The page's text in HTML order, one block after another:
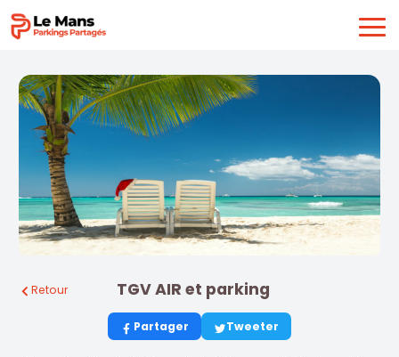
Retour TGV AIR et parking
Partager Tweeter